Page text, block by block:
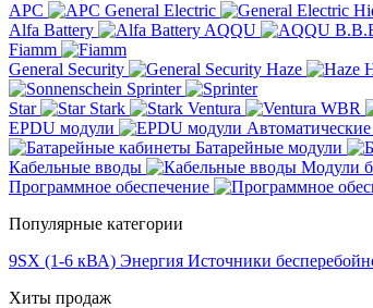
APC General Electric
Alfa Battery
AQQU
Fiamm
General Security
Haze
Sprinter
Star
Stark Ventura WBR
EPDU модули
Батарейные модули
Кабельные вводы
Модули
Программное обеспечение
Популярные категории
9SX (1-6 кВА) Энергия Источники
Хиты продаж